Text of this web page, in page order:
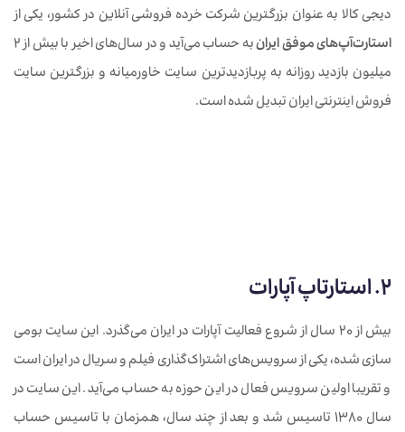
دیجی کالا به عنوان بزرگترین شرکت خرده فروشی آنلاین در کشور، یکی از
استارت‌آپ‌های موفق ایران
به حساب می‌آید و در سال‌های اخیر با بیش از 2
میلیون بازدید روزانه به پربازدیدترین سایت خاورمیانه و بزرگترین سایت
فروش اینترنتی ایران تبدیل شده است.
2. استارتاپ آپارات
بیش از 20 سال از شروع فعالیت آپارات در ایران می‌گذرد. این سایت بومی
سازی شده، یکی از سرویس‌های اشتراک‌گذاری فیلم‌ و سریال در ایران است
و تقریبا اولین سرویس فعال در این حوزه به حساب می‌آید. این سایت در
سال 1380 تاسیس شد و بعد از چند سال، همزمان با تاسیس حساب